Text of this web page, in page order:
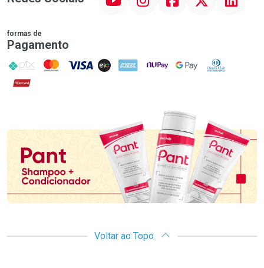
formas de
Pagamento
PIX MasterCard
VISA ELO AMEX NuPay Google PayDiners Club
Hipercard
Promoção em Destaque
Voltar ao Topo